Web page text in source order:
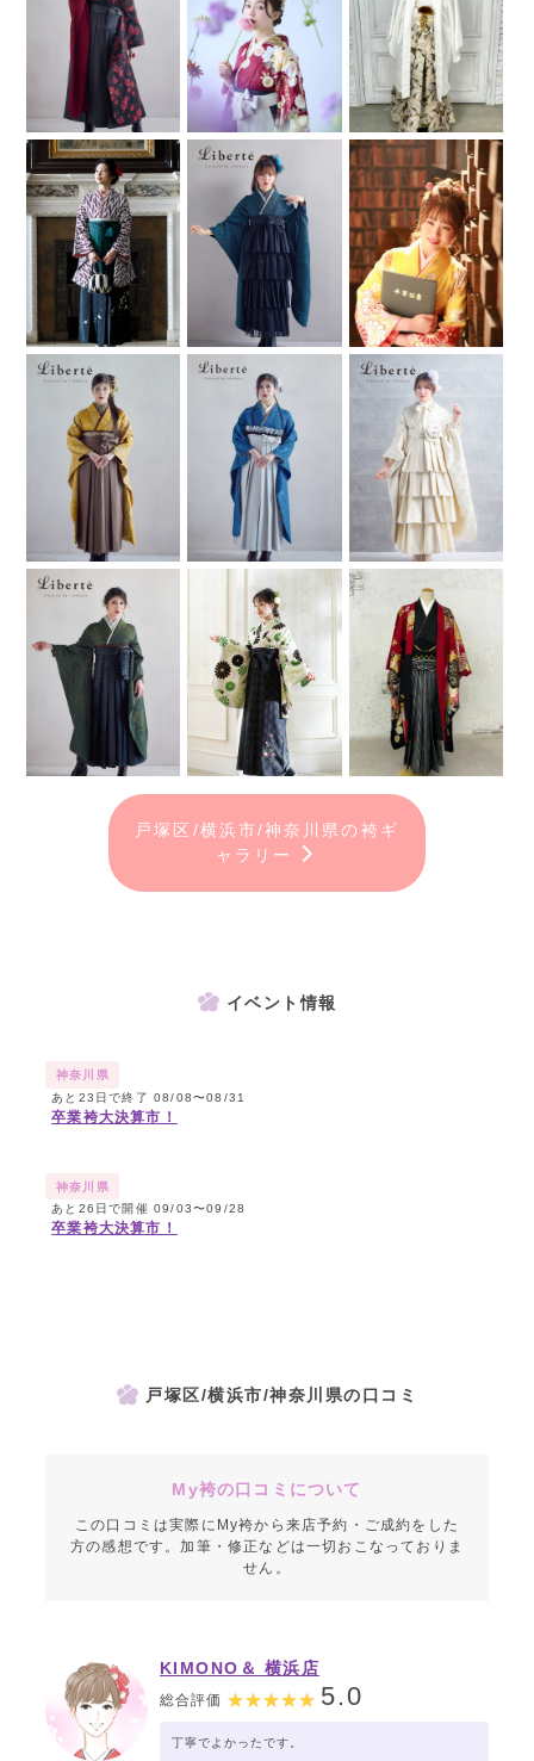
戸塚区/横浜市/神奈川県の袴ギ
ャラリー
イベント情報
神奈川県
あと23日で終了 08/08〜08/31
卒業袴大決算市！
神奈川県
あと26日で開催 09/03〜09/28
卒業袴大決算市！
戸塚区/横浜市/神奈川県の口コミ
My袴の口コミについて
この口コミは実際にMy袴から来店予約・ご成約をした
方の感想です。加筆・修正などは一切おこなっておりま
せん。
KIMONO＆ 横浜店
総合評価 5.0
丁寧でよかったです。